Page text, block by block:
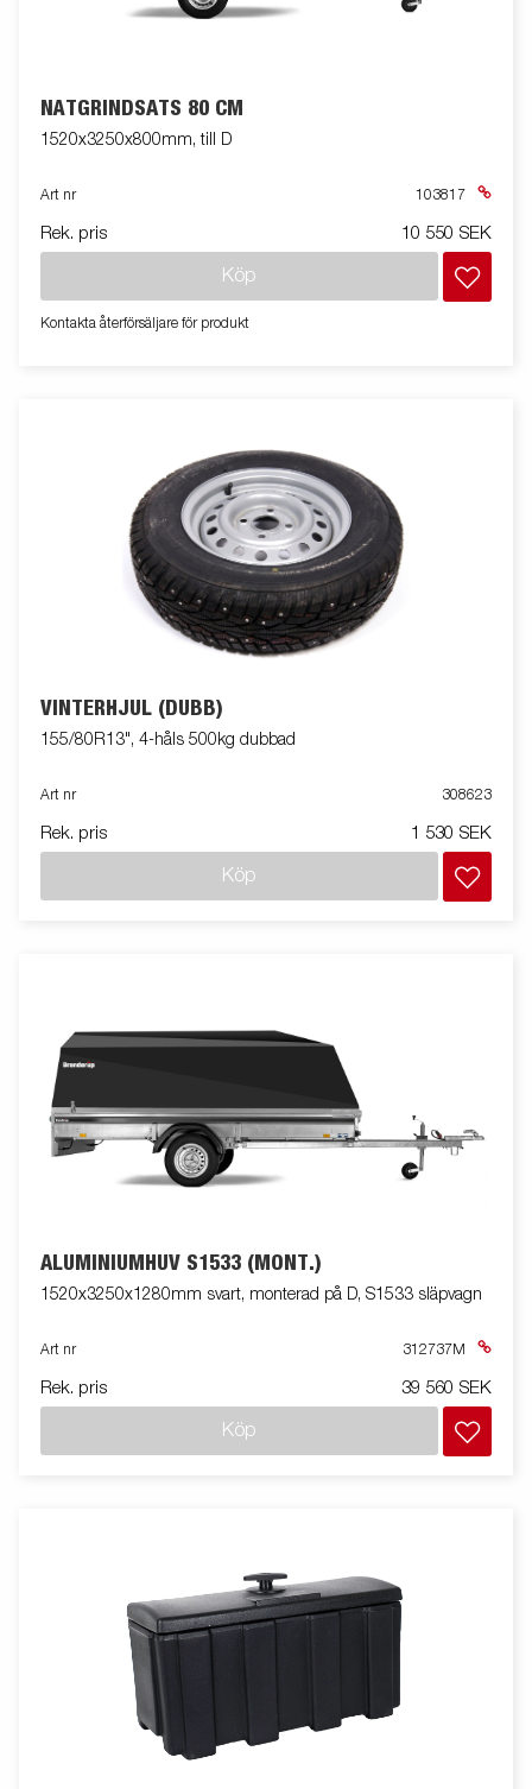
NÄTGRINDSATS 80 CM
1520x3250x800mm, till D
Art nr 103817
Rek. pris 10 550 SEK
Köp
Kontakta återförsäljare för produkt
VINTERHJUL (DUBB)
155/80R13", 4-håls 500kg dubbad
Art nr 308623
Rek. pris 1 530 SEK
Köp
ALUMINIUMHUV S1533 (MONT.)
1520x3250x1280mm svart, monterad på D, S1533 släpvagn
Art nr 312737M
Rek. pris 39 560 SEK
Köp